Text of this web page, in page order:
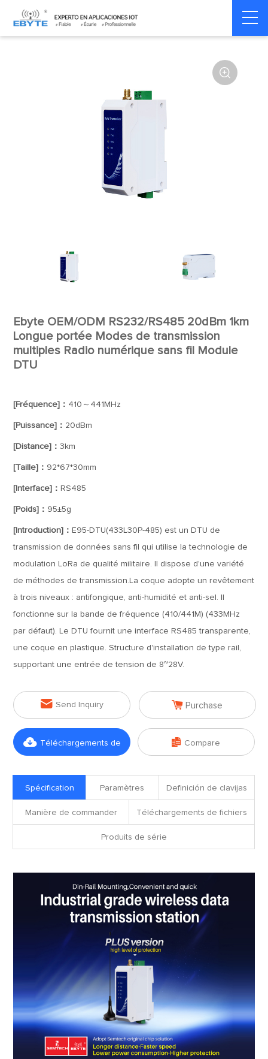
Home > Modem > Wireless modem LoRa wirelss modem

Ebyte OEM/ODM RS232/RS485 20dBm 1km
Longue portée Modes de transmission
multiples Radio numérique sans fil Module
DTU
[Fréquence]： 410～441MHz
[Puissance]： 20dBm
[Distance]：3km
[Taille]： 92*67*30mm
[Interface]： RS485
[Poids]： 95±5g
[Introduction]： E95-DTU(433L30P-485) est un DTU de
transmission de données sans fil qui utilise la technologie de
modulation LoRa de qualité militaire. Il dispose d'une variété
de méthodes de transmission.La coque adopte un revêtement
à trois niveaux : antifongique, anti-humidité et anti-sel. Il
fonctionne sur la bande de fréquence (410/441M) (433MHz
par défaut). Le DTU fournit une interface RS485 transparente,
une coque en plastique. Structure d'installation de type rail,
supportant une entrée de tension de 8~28V.
 Send Inquiry  Purchase
 Téléchargements de  Compare
Spécification Paramètres Definición de clavijas
Manière de commander Téléchargements de fichiers
Produits de série